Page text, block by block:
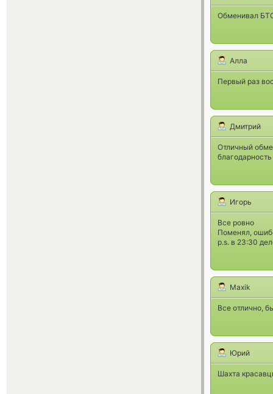
Обменивал
Алла
Первый раз
Дмитрий
Отличный
Игорь
Все ровно
Поменял,
p.s. в 23:30
Maxik
Все отлично,
Юрий
Шахта